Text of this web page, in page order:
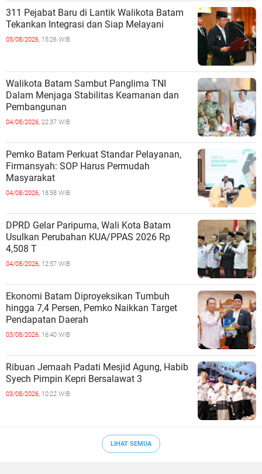
311 Pejabat Baru di Lantik Walikota Batam
Tekankan Integrasi dan Siap Melayani
05/08/2026, 15:26 WIB
Walikota Batam Sambut Panglima TNI
Dalam Menjaga Stabilitas Keamanan dan
Pembangunan
04/08/2026, 22:37 WIB
Pemko Batam Perkuat Standar Pelayanan,
Firmansyah: SOP Harus Permudah
Masyarakat
04/08/2026, 18:58 WIB
DPRD Gelar Paripurna, Wali Kota Batam
Usulkan Perubahan KUA/PPAS 2026 Rp
4,508 T
04/08/2026, 12:57 WIB
Ekonomi Batam Diproyeksikan Tumbuh
hingga 7,4 Persen, Pemko Naikkan Target
Pendapatan Daerah
03/08/2026, 16:40 WIB
Ribuan Jemaah Padati Mesjid Agung, Habib
Syech Pimpin Kepri Bersalawat 3
03/08/2026, 10:22 WIB
LIHAT SEMUA